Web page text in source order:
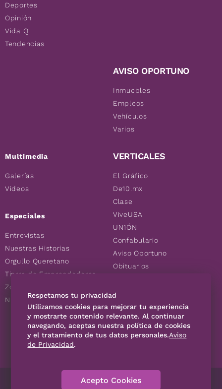
Deportes
Opinión
Vida Q
Tendencias
Multimedia
Galerías
Videos
Especiales
Entrevistas
Nuestras Historias
Orgullo Queretano
Tierra de Emprendedores
Zoociales
Nuevos Queretanos
AVISO OPORTUNO
Inmuebles
Empleos
Vehículos
Varios
VERTICALES
El Gráfico
De10.mx
Clase
ViveUSA
UN1ÓN
Confabulario
Aviso Oportuno
Obituarios
Consultas
SÍGUENOS
Contáctanos Código de Ética
Respetamos tu privacidad
Utilizamos cookies para mejorar tu experiencia
y mostrarte contenido relevante. Al continuar
navegando, aceptas nuestra política de cookies
y el tratamiento de tus datos personales.Aviso
de Privacidad.
Acepto Cookies